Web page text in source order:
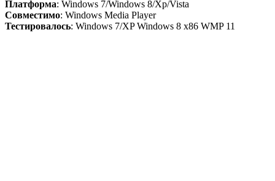
Платформа: Windows 7/Windows 8/Xp/Vista
Совместимо: Windows Media Player
Тестировалось: Windows 7/XP Windows 8 x86 WMP 11